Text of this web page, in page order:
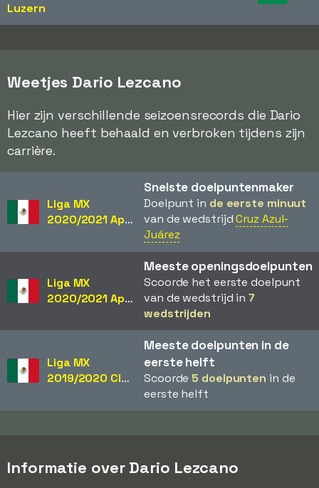
Luzern
Weetjes Dario Lezcano
Hier zijn verschillende seizoensrecords die Dario
Lezcano heeft behaald en verbroken tijdens zijn
carrière.
Liga MX
2020/2021 Apertura
Snelste doelpuntenmaker
Doelpunt in de eerste minuut
van de wedstrijdCruz Azul-
Juárez
Liga MX
2020/2021 Apertura
Meeste openingsdoelpunten
Scoorde het eerste doelpunt
van de wedstrijd in 7
wedstrijden
Liga MX
2019/2020 Clausura
Meeste doelpunten in de
eerste helft
Scoorde 5 doelpunten in de
eerste helft
Informatie over Dario Lezcano